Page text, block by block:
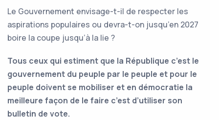
Le Gouvernement envisage-t-il de respecter les
aspirations populaires ou devra-t-on jusqu’en 2027
boire la coupe jusqu’à la lie ?
Tous ceux qui estiment que la République c’est le
gouvernement du peuple par le peuple et pour le
peuple doivent se mobiliser et en démocratie la
meilleure façon de le faire c’est d’utiliser son
bulletin de vote.